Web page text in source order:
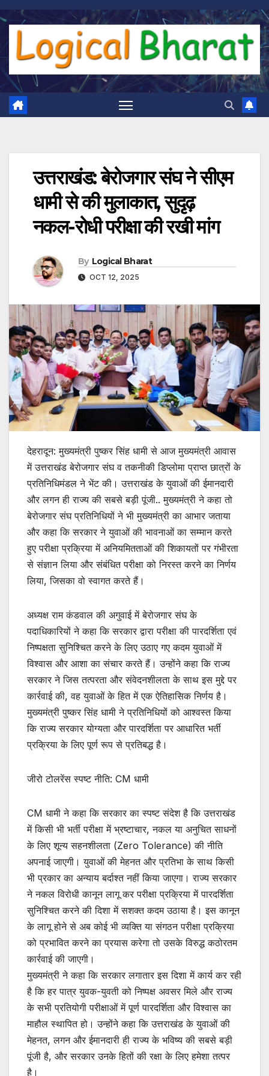
Skip
content
उत्तराखंड: बेरोजगार संघ ने सीएम
धामी से की मुलाकात, सुदृढ़
नकल-रोधी परीक्षा की रखी मांग
By Logical Bharat
OCT 12, 2025
देहरादून: मुख्यमंत्री पुष्कर सिंह धामी से आज मुख्यमंत्री आवास
में उत्तराखंड बेरोजगार संघ व तकनीकी डिप्लोमा प्राप्त छात्रों के
प्रतिनिधिमंडल ने भेंट की। उत्तराखंड के युवाओं की ईमानदारी
और लगन ही राज्य की सबसे बड़ी पूंजी.. मुख्यमंत्री ने कहा तो
बेरोजगार संघ प्रतिनिधियों ने भी मुख्यमंत्री का आभार जताया
और कहा कि सरकार ने युवाओं की भावनाओं का सम्मान करते
हुए परीक्षा प्रक्रिया में अनियमितताओं की शिकायतों पर गंभीरता
से संज्ञान लिया और संबंधित परीक्षा को निरस्त करने का निर्णय
लिया, जिसका वो स्वागत करते हैं।
अध्यक्ष राम कंडवाल की अगुवाई में बेरोजगार संघ के
पदाधिकारियों ने कहा कि सरकार द्वारा परीक्षा की पारदर्शिता एवं
निष्पक्षता सुनिश्चित करने के लिए उठाए गए कदम युवाओं में
विश्वास और आशा का संचार करते हैं। उन्होंने कहा कि राज्य
सरकार ने जिस तत्परता और संवेदनशीलता के साथ इस मुद्दे पर
कार्रवाई की, वह युवाओं के हित में एक ऐतिहासिक निर्णय है।
मुख्यमंत्री पुष्कर सिंह धामी ने प्रतिनिधियों को आश्वस्त किया
कि राज्य सरकार योग्यता और पारदर्शिता पर आधारित भर्ती
प्रक्रिया के लिए पूर्ण रूप से प्रतिबद्ध है।
जीरो टोलरेंस स्पष्ट नीति: CM धामी
CM धामी ने कहा कि सरकार का स्पष्ट संदेश है कि उत्तराखंड
में किसी भी भर्ती परीक्षा में भ्रष्टाचार, नकल या अनुचित साधनों
के लिए शून्य सहनशीलता (Zero Tolerance) की नीति
अपनाई जाएगी। युवाओं की मेहनत और प्रतिभा के साथ किसी
भी प्रकार का अन्याय बर्दाश्त नहीं किया जाएगा। राज्य सरकार
ने नकल विरोधी कानून लागू कर परीक्षा प्रक्रिया में पारदर्शिता
सुनिश्चित करने की दिशा में सशक्त कदम उठाया है। इस कानून
के लागू होने से अब कोई भी व्यक्ति या संगठन परीक्षा प्रक्रिया
को प्रभावित करने का प्रयास करेगा तो उसके विरुद्ध कठोरतम
कार्रवाई की जाएगी।
मुख्यमंत्री ने कहा कि सरकार लगातार इस दिशा में कार्य कर रही
है कि हर पात्र युवक-युवती को निष्पक्ष अवसर मिले और राज्य
के सभी प्रतियोगी परीक्षाओं में पूर्ण पारदर्शिता और विश्वास का
माहौल स्थापित हो। उन्होंने कहा कि उत्तराखंड के युवाओं की
मेहनत, लगन और ईमानदारी ही राज्य के भविष्य की सबसे बड़ी
पूंजी है, और सरकार उनके हितों की रक्षा के लिए हमेशा तत्पर
है।